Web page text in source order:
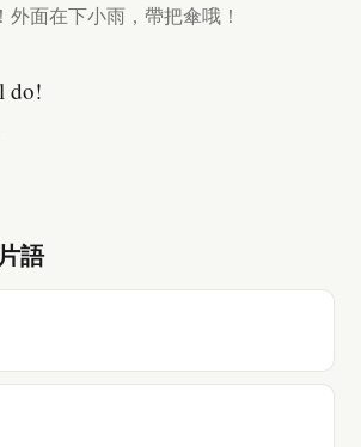
外面在下小雨，帶把傘哦！
do!
語